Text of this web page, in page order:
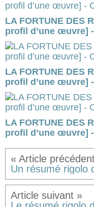
LA FORTUNE DES
profil d’une œuvre]
LA FORTUNE DES
profil d’une œuvre]
LA FORTUNE DES
profil d’une œuvre]